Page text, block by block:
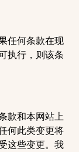
任何条款在现
执行，则该条
款和本网站上
何此类变更将
这些变更。我